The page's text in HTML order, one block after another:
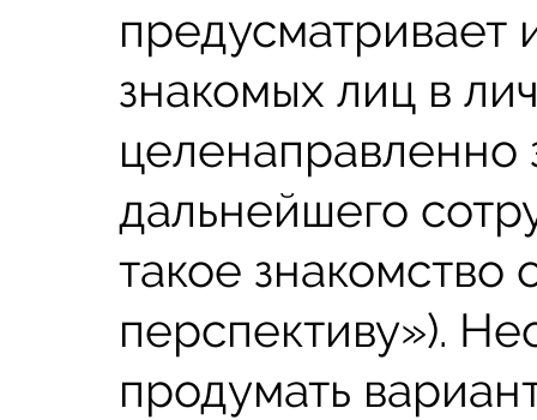
предусматривает
знакомых лиц в
целенаправленно
дальнейшего
такое знакомство
перспективу»).
продумать